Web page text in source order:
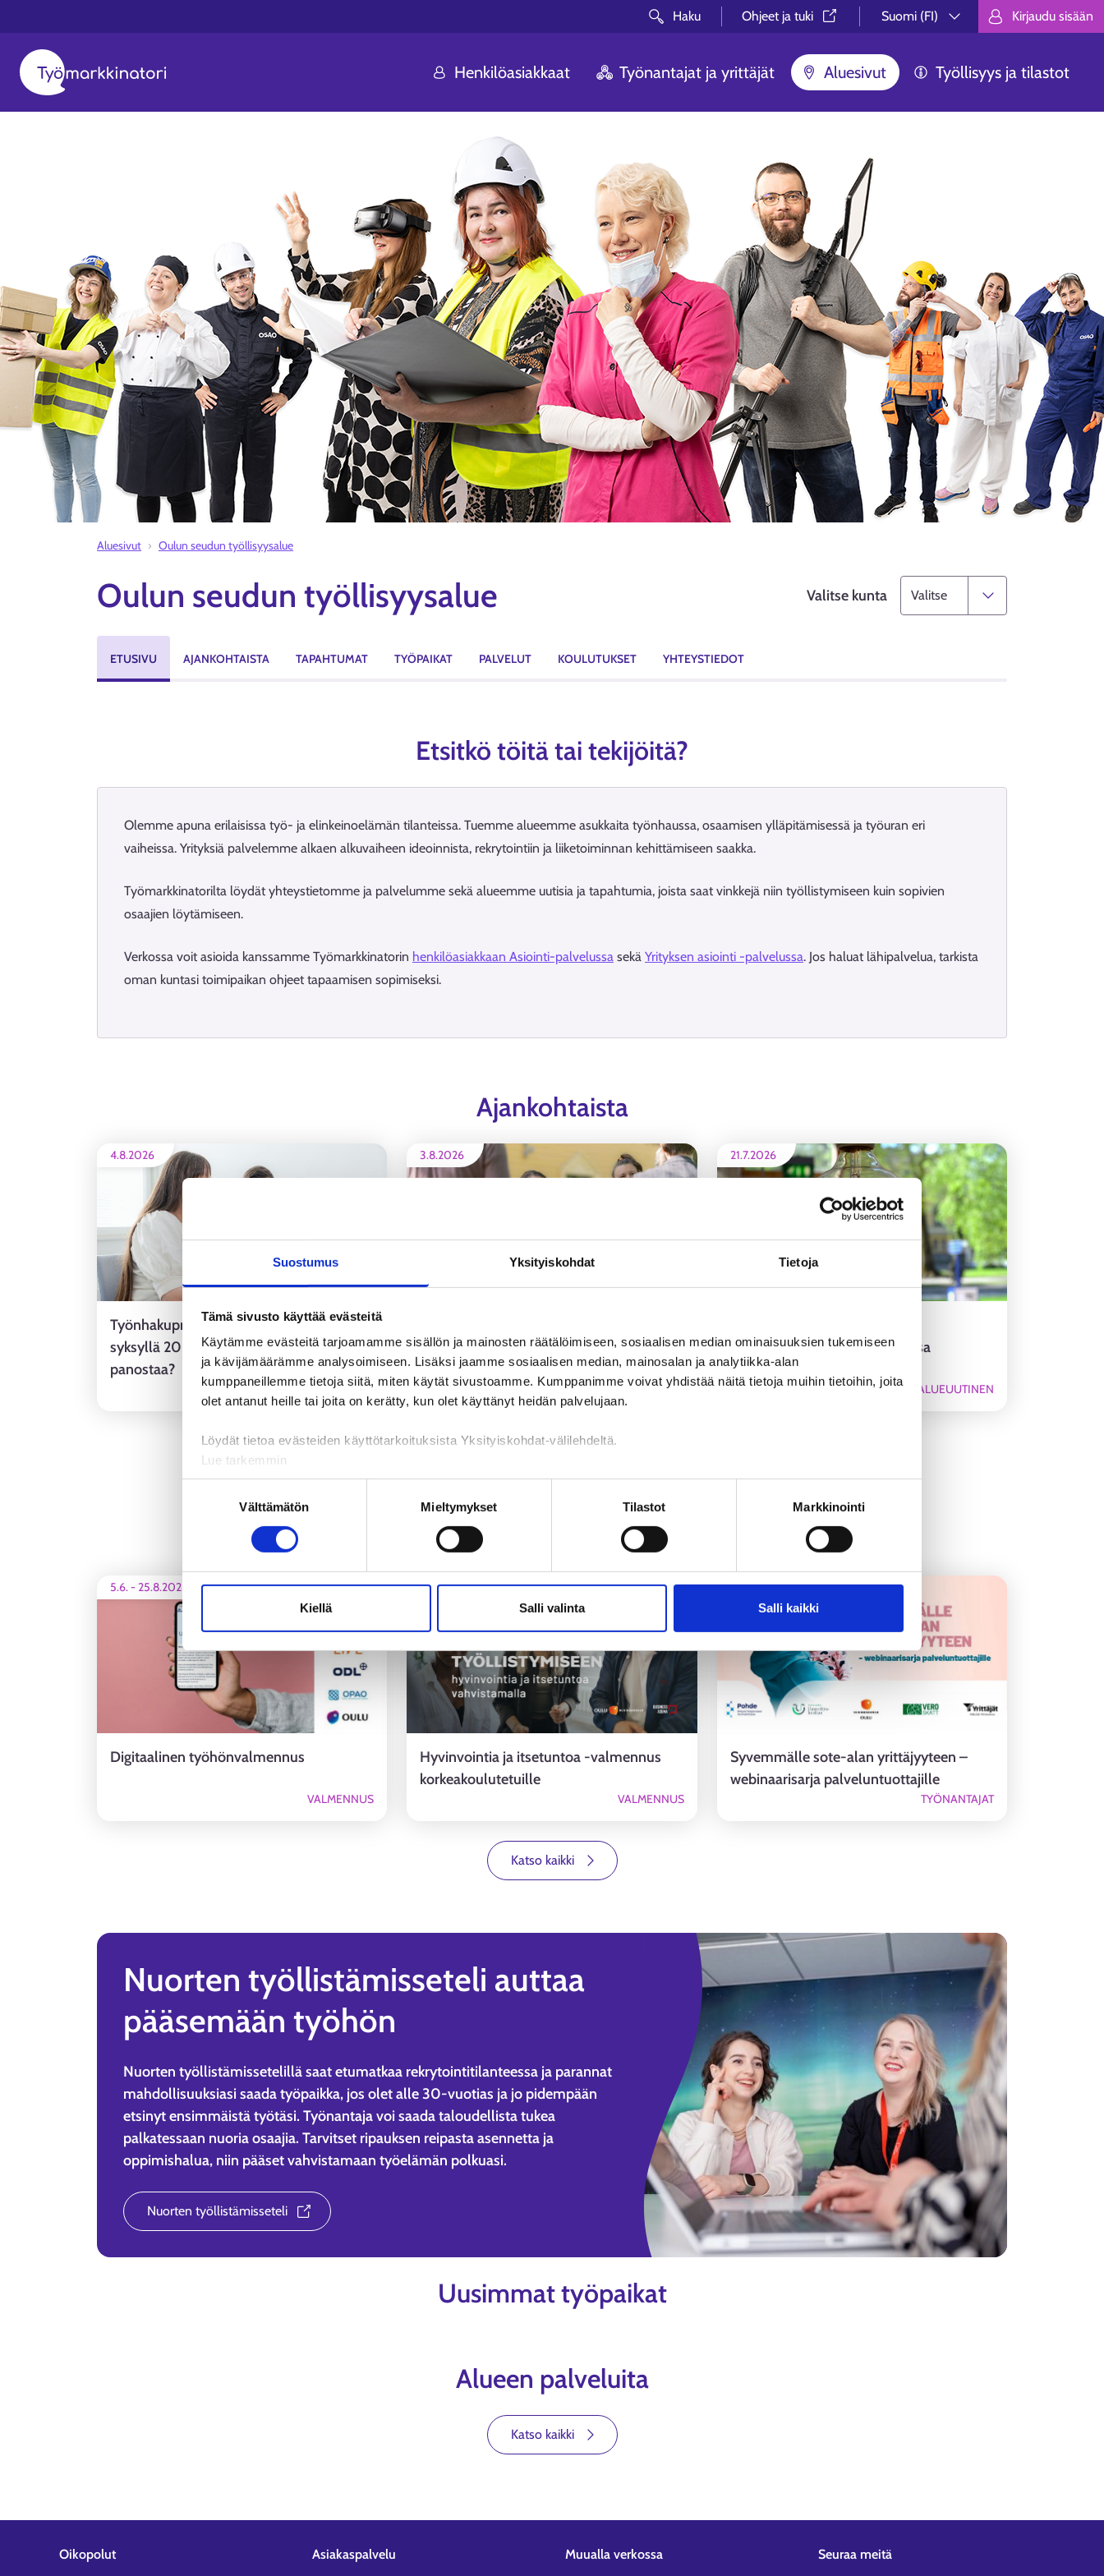
Suostumus Yksityiskohdat Tietoja
Tämä sivusto käyttää evästeitä
Käytämme evästeitä tarjoamamme sisällön ja mainosten räätälöimiseen, sosiaalisen median ominaisuuksien tukemiseen
ja kävijämäärämme analysoimiseen. Lisäksi jaamme sosiaalisen median, mainosalan ja analytiikka-alan
kumppaneillemme tietoja siitä, miten käytät sivustoamme. Kumppanimme voivat yhdistää näitä tietoja muihin tietoihin, joita
olet antanut heille tai joita on kerätty, kun olet käyttänyt heidän palvelujaan.
Löydät tietoa evästeiden käyttötarkoituksista Yksityiskohdat-välilehdeltä.
Lue tarkemmin
Evästeet
Tietosuoja ja henkilötietojen käsittely
Välttämätön Mieltymykset Tilastot Markkinointi
Kiellä Salli valinta Salli kaikki
Haku Ohjeet ja tuki⁠
Suomi (FI)
Valitse kieli. Välj språk. Choose
Kirjaudu sisään
Henkilöasiakkaat Työnantajat ja yrittäjät Aluesivut Työllisyys ja tilastot
Aluesivut Oulun seudun työllisyysalue
Oulun seudun työllisyysalue Valitse kunta
ETUSIVU AJANKOHTAISTA TAPAHTUMAT TYÖPAIKAT PALVELUT KOULUTUKSET YHTEYSTIEDOT
Etsitkö töitä tai tekijöitä?
Olemme apuna erilaisissa työ- ja elinkeinoelämän tilanteissa. Tuemme alueemme asukkaita työnhaussa, osaamisen ylläpitämisessä ja työuran eri
vaiheissa. Yrityksiä palvelemme alkaen alkuvaiheen ideoinnista, rekrytointiin ja liiketoiminnan kehittämiseen saakka.
Työmarkkinatorilta löydät yhteystietomme ja palvelumme sekä alueemme uutisia ja tapahtumia, joista saat vinkkejä niin työllistymiseen kuin sopivien
osaajien löytämiseen.
Verkossa voit asioida kanssamme Työmarkkinatorin henkilöasiakkaan Asiointi-palvelussa sekä Yrityksen asiointi -palvelussa. Jos haluat lähipalvelua, tarkista
oman kuntasi toimipaikan ohjeet tapaamisen sopimiseksi.
Ajankohtaista
4.8.2026
Työnhakuprofiili tulee osaksi työnhakua
syksyllä 2026 – miksi siihen kannattaa
panostaa?
ALUEUUTINEN
3.8.2026
ALUEUUTINEN
21.7.2026
nuorisotyöttömyys on kasvussa
ALUEUUTINEN
Katso kaikki
5.6.-25.8.2026
Digitaalinen työhönvalmennus
VALMENNUS
18. -27.8.2026
Hyvinvointia ja itsetuntoa -valmennus
korkeakoulutetuille
VALMENNUS
16.9.2026 9.00-9.30
Syvemmälle sote-alan yrittäjyyteen –
webinaarisarja palveluntuottajille
TYÖNANTAJAT
Katso kaikki
Nuorten työllistämisseteli auttaa
pääsemään työhön
Nuorten työllistämissetelillä saat etumatkaa rekrytointitilanteessa ja parannat
mahdollisuuksiasi saada työpaikka, jos olet alle 30-vuotias ja jo pidempään
etsinyt ensimmäistä työtäsi. Työnantaja voi saada taloudellista tukea
palkatessaan nuoria osaajia. Tarvitset ripauksen reipasta asennetta ja
oppimishalua, niin pääset vahvistamaan työelämän polkuasi.
Nuorten työllistämisseteli
Uusimmat työpaikat
Alueen palveluita
Katso kaikki
Oikopolut Asiakaspalvelu Muualla verkossa Seuraa meitä